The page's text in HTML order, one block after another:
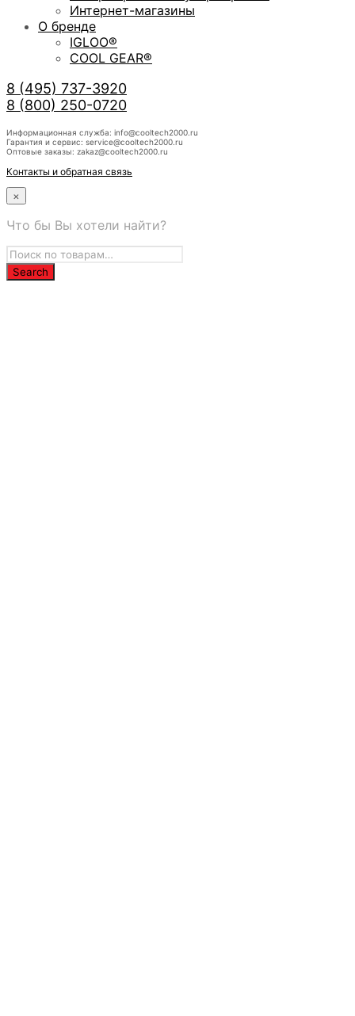
Интернет-магазины
О бренде
IGLOO®
COOL GEAR®
8 (495) 737-3920
8 (800) 250-0720
Информационная служба: info@cooltech2000.ru
Гарантия и сервис: service@cooltech2000.ru
Оптовые заказы: zakaz@cooltech2000.ru
Контакты и обратная связь
×
Что бы Вы хотели найти?